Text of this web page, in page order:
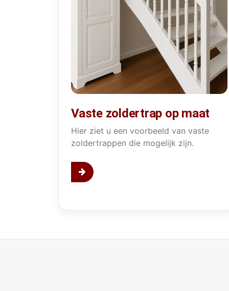
Vaste zoldertrap op maat
Hier ziet u een voorbeeld van vaste
zoldertrappen die mogelijk zijn.
Trap met